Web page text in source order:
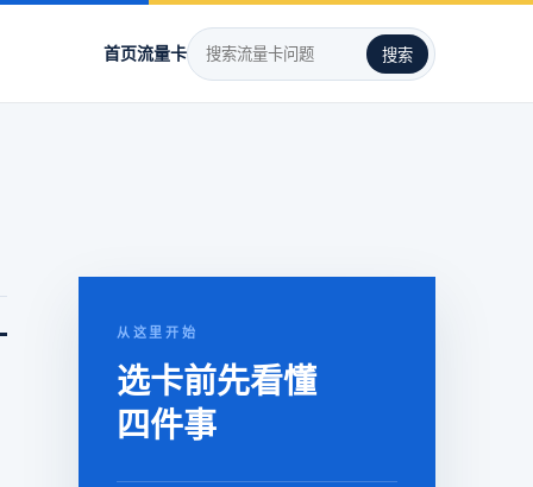
首页流量卡 搜索
从这里开始
选卡前先看懂
四件事